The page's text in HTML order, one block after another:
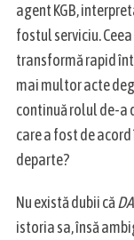
agent KGB,
fostul serviciu.
transformă rapid
mai multor acte
continuă rolul de-a
care a fost de
departe?
Nu există dubii că
istoria sa, însă